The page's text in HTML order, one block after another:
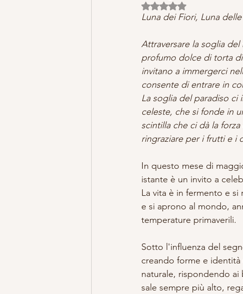
MISTERO E ARTE
LILLYBET BAMBOLINE STORIA E
Valutazione NaN stelle su
Luna dei Fiori, Luna
Attraversare la soglia
profumo dolce di torta
invitano a immergerci
consente di entrare in
La soglia del paradiso
celeste, che si fonde in
scintilla che ci dà la
ringraziare per i frutti e i
In questo mese di
istante è un invito a
La vita è in fermento e
e si aprono al mondo,
temperature primaverili.
Sotto l'influenza del
creando forme e
naturale, rispondendo ai
sale sempre più alto,